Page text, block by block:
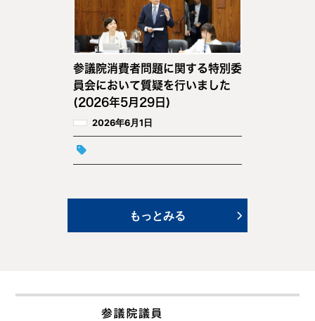
参議院消費者問題に関する特別委
員会において質疑を行いました
(2026年5月29日)
2026年6月1日
もっとみる